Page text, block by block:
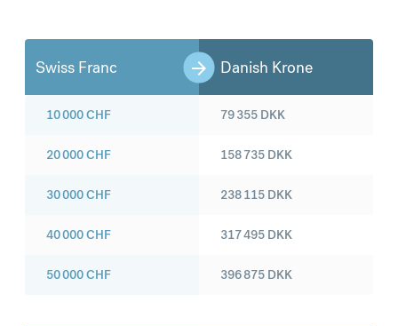
Swiss Franc Danish Krone
10 000CHF
20 000CHF
30 000CHF
40 000CHF
50 000CHF
79 355 DKK
158 735 DKK
238 115 DKK
317 495 DKK
396 875 DKK